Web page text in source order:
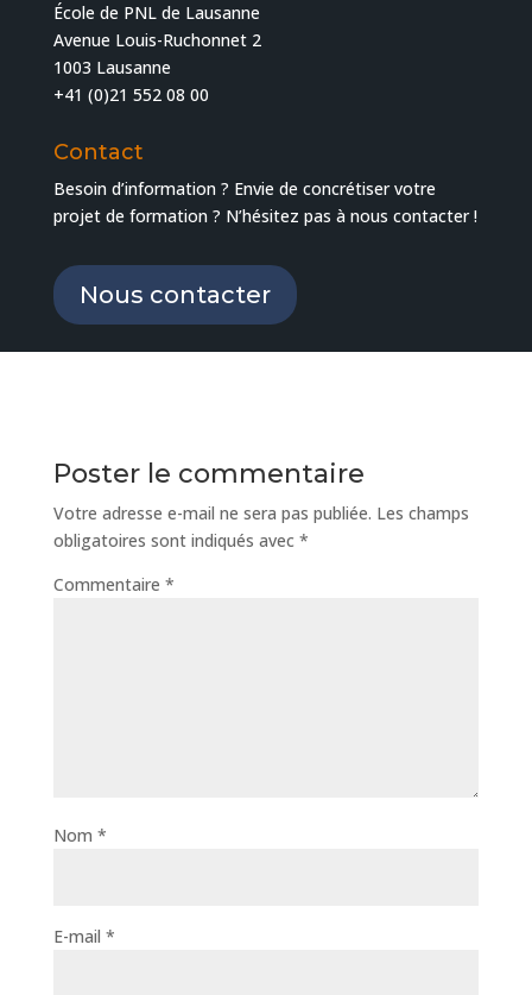
École de PNL de Lausanne
Avenue Louis-Ruchonnet 2
1003 Lausanne
+41 (0)21 552 08 00
Contact
Besoin d’information ? Envie de concrétiser votre
projet de formation ? N’hésitez pas à nous contacter !
Nous contacter
Poster le commentaire
Votre adresse e-mail ne sera pas publiée. Les champs
obligatoires sont indiqués avec *
Commentaire *
Nom *
E-mail *